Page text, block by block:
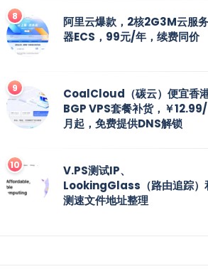
阿里云爆款，2核2G3M云服务
器ECS，99元/年，续费同价
CoalCloud（碳云）便宜香
BGP VPS套餐补货，￥12.99/
月起，免费提供DNS解锁
V.PS测试IP、
LookingGlass（路由追踪）
测速文件地址整理